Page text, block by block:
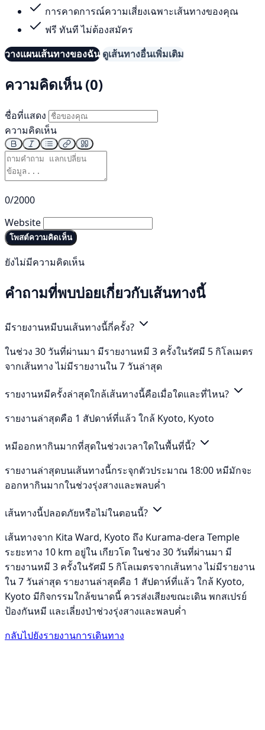
การคาดการณ์ความเสี่ยงเฉพาะเส้นทางของคุณ
ฟรี ทันที ไม่ต้องสมัคร
วางแผนเส้นทางของฉัน ดูเส้นทางอื่นเพิ่มเติม
ความคิดเห็น (0)
ชื่อที่แสดง
ความคิดเห็น
0/2000
Website
โพสต์ความคิดเห็น
ยังไม่มีความคิดเห็น
คำถามที่พบบ่อยเกี่ยวกับเส้นทางนี้
มีรายงานหมีบนเส้นทางนี้กี่ครั้ง?
ในช่วง 30 วันที่ผ่านมา มีรายงานหมี 3 ครั้งในรัศมี 5 กิโลเมตร
จากเส้นทาง ไม่มีรายงานใน 7 วันล่าสุด
รายงานหมีครั้งล่าสุดใกล้เส้นทางนี้คือเมื่อใดและที่ไหน?
รายงานล่าสุดคือ 1 สัปดาห์ที่แล้ว ใกล้ Kyoto, Kyoto
หมีออกหากินมากที่สุดในช่วงเวลาใดในพื้นที่นี้?
รายงานล่าสุดบนเส้นทางนี้กระจุกตัวประมาณ 18:00 หมีมักจะ
ออกหากินมากในช่วงรุ่งสางและพลบค่ำ
เส้นทางนี้ปลอดภัยหรือไม่ในตอนนี้?
เส้นทางจาก Kita Ward, Kyoto ถึง Kurama-dera Temple
ระยะทาง 10 km อยู่ใน เกียวโต ในช่วง 30 วันที่ผ่านมา มี
รายงานหมี 3 ครั้งในรัศมี 5 กิโลเมตรจากเส้นทาง ไม่มีรายงาน
ใน 7 วันล่าสุด รายงานล่าสุดคือ 1 สัปดาห์ที่แล้ว ใกล้ Kyoto,
Kyoto มีกิจกรรมใกล้ขนาดนี้ ควรส่งเสียงขณะเดิน พกสเปรย์
ป้องกันหมี และเลี่ยงป่าช่วงรุ่งสางและพลบค่ำ
กลับไปยังรายงานการเดินทาง